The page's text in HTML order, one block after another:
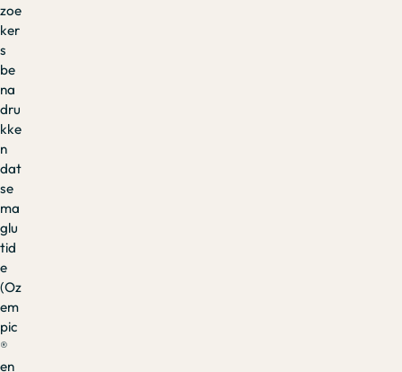
zoe
ker
s
be
na
dru
kke
n
dat
se
ma
glu
tid
e
(Oz
em
pic
®
en